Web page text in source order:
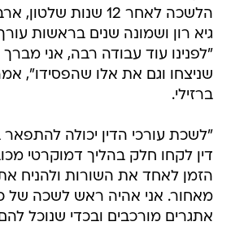
הלשכה לאחר 12 שנות
גיא רון ושמונה שנים בראשות
"לפנינו עוד עבודה רבה, אני
שניצחו וגם את אלו שהפסידו",
ברזילי.
"לשכת עורכי הדין יכולה להתפאר
דין לקחו חלק בהליך דמוקרטי
הזמן לאחד את השורות ולהניח
מאחור. אני אהיה ראש לשכה של
אתגרים מורכבים ובכדי שנוכל